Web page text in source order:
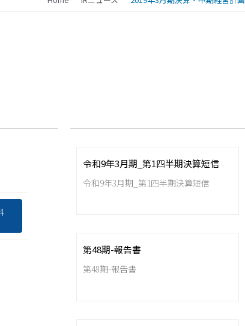
令和9年3月期_第1四半期決算短信
令和9年3月期_第1四半期決算短信
第48期-報告書
第48期-報告書